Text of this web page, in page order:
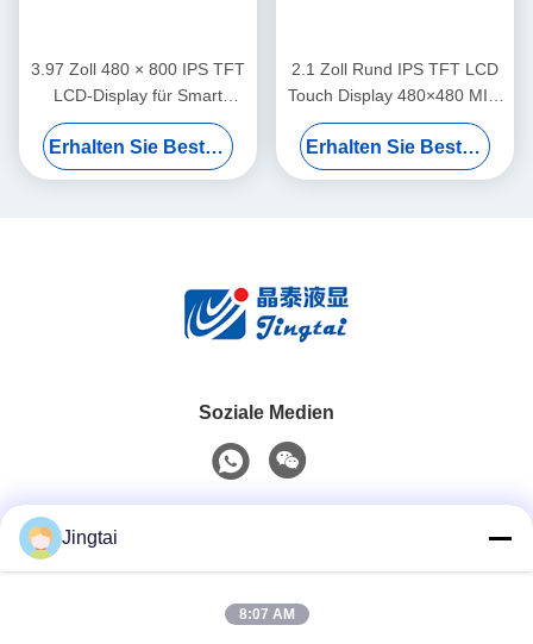
3.97 Zoll 480 × 800 IPS TFT
LCD-Display für Smart
Home-Steuerung
Erhalten Sie Besten Preis
2.1 Zoll Rund IPS TFT LCD
Touch Display 480×480 MIPI
RGB-Schnittstelle für Smart
Home-SteuerungenErhalten Sie Besten Preis
Soziale Medien
0086-755-27491128
Jingtai
8:07 AM